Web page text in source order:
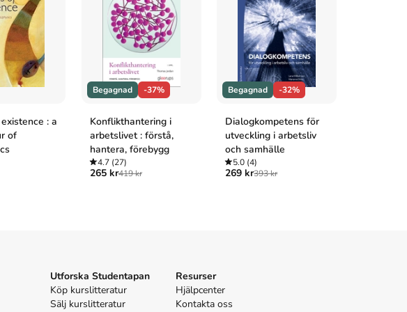
: a
of
Begagnad -37%
Konflikthantering i
arbetslivet : förstå,
hantera, förebygg
4.7(27)
265 kr419 kr
Begagnad -32%
Dialogkompetens för
utveckling i arbetsliv
och samhälle
5.0 (4)
269 kr393 kr
Utforska Studentapan
Köp kurslitteratur
Sälj kurslitteratur
Resurser
Hjälpcenter
Kontakta oss